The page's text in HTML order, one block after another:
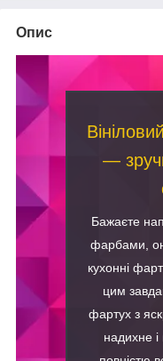
Опис
—
Бажаєте
фарбами,
кухонні
цим
фартух з
надихне і